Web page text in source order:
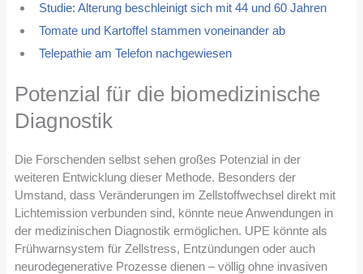
Studie: Alterung beschleinigt sich mit 44 und 60 Jahren
Tomate und Kartoffel stammen voneinander ab
Telepathie am Telefon nachgewiesen
Potenzial für die biomedizinische
Diagnostik
Die Forschenden selbst sehen großes Potenzial in der
weiteren Entwicklung dieser Methode. Besonders der
Umstand, dass Veränderungen im Zellstoffwechsel direkt mit
Lichtemission verbunden sind, könnte neue Anwendungen in
der medizinischen Diagnostik ermöglichen. UPE könnte als
Frühwarnsystem für Zellstress, Entzündungen oder auch
neurodegenerative Prozesse dienen – völlig ohne invasiven